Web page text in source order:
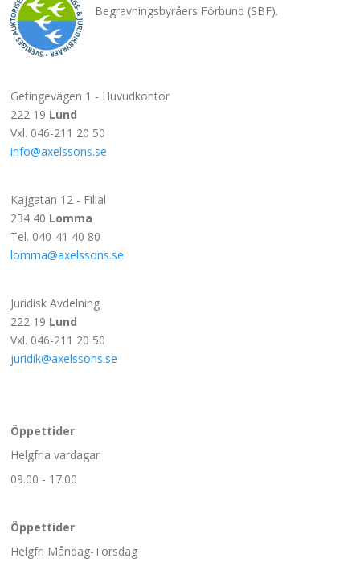
Begravningsbyråers Förbund (SBF).
Getingevägen 1 - Huvudkontor
222 19 Lund
Vxl. 046-211 20 50
info@axelssons.se
Kajgatan 12 - Filial
234 40 Lomma
Tel. 040-41 40 80
lomma@axelssons.se
Juridisk Avdelning
222 19 Lund
Vxl. 046-211 20 50
juridik@axelssons.se
Öppettider
Helgfria vardagar
09.00 - 17.00
Öppettider
Helgfri Måndag-Torsdag